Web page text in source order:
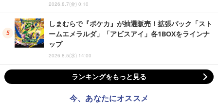
2026.8.7(金) 0:10
しまむらで『ポケカ』が抽選販売！拡張パック「スト
ームエメラルダ」「アビスアイ」各1BOXをラインナ
ップ
2026.8.5(水) 14:00
ランキングをもっと見る
今、あなたにオススメ